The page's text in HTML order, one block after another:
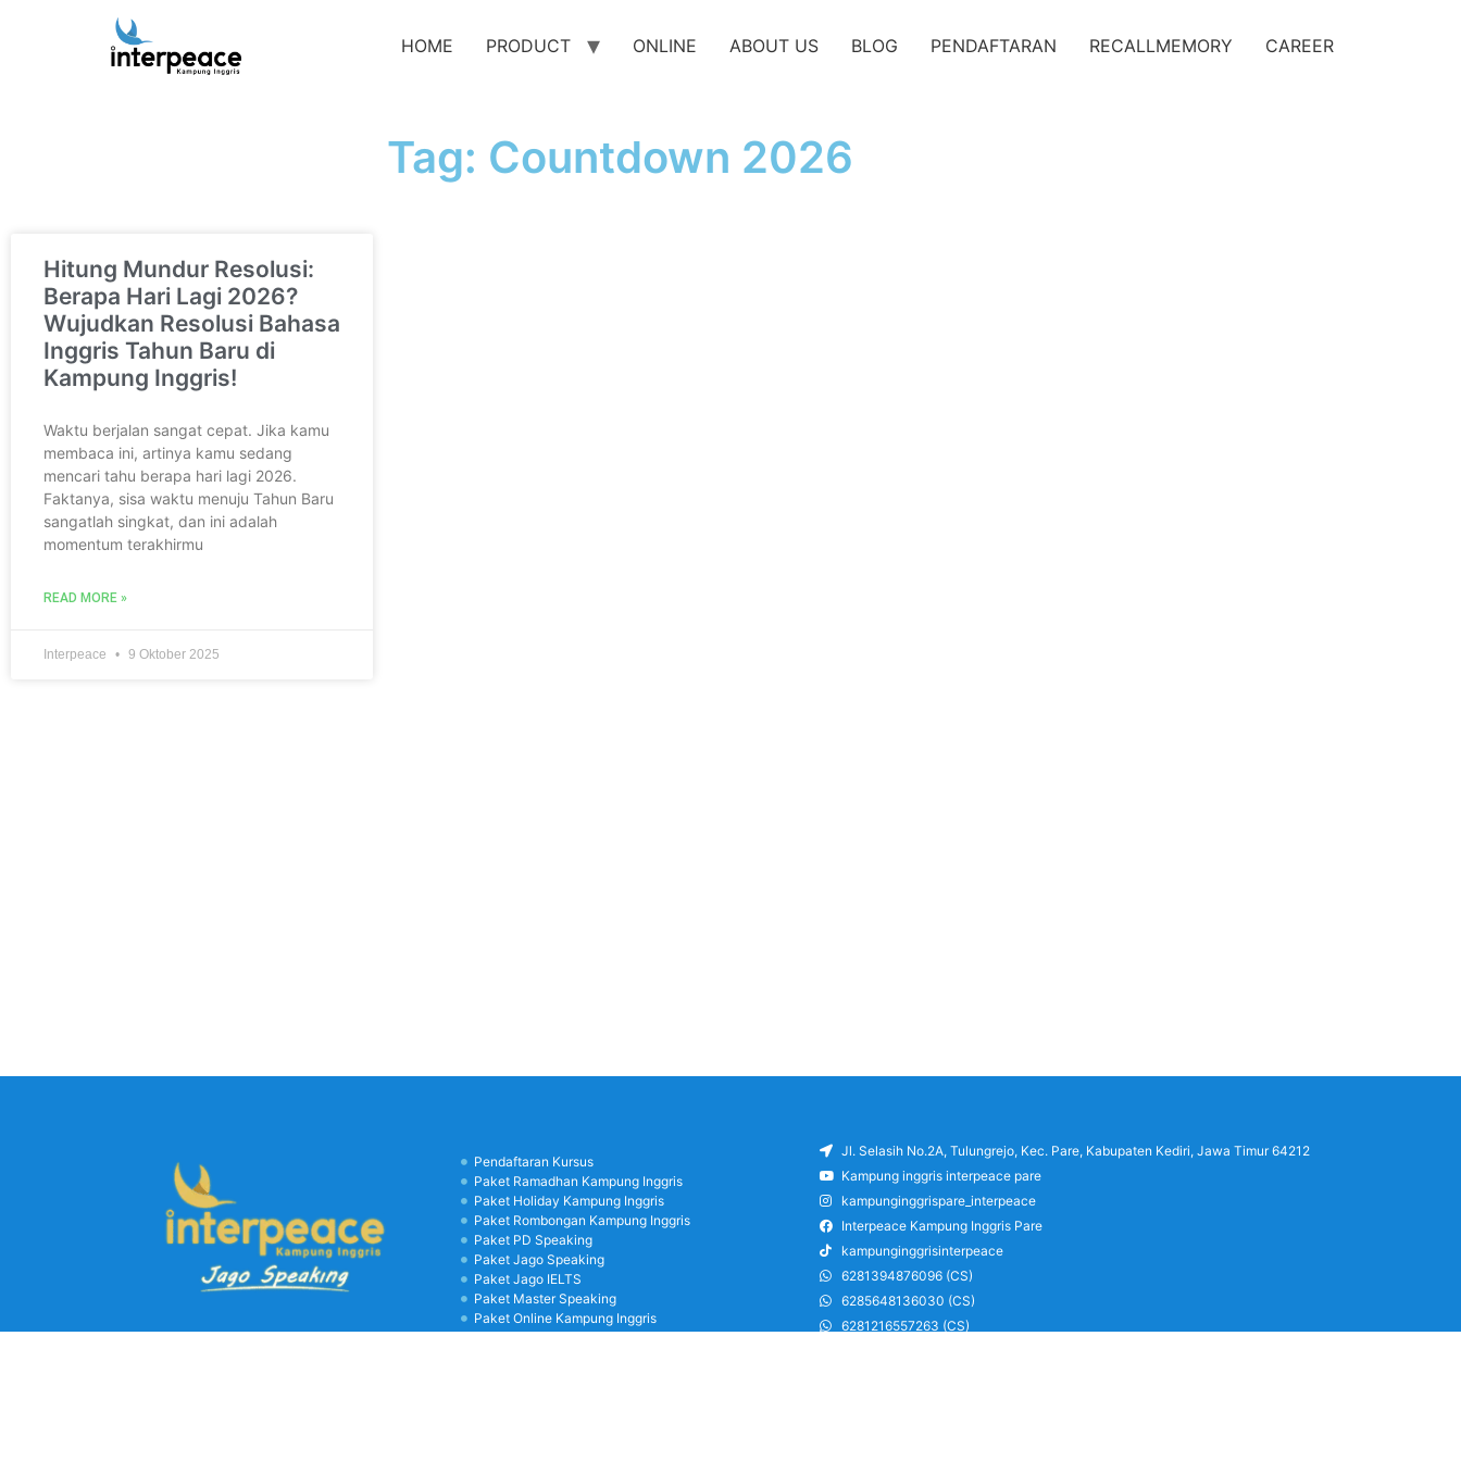
HOME PRODUCT ONLINE ABOUT US BLOG PENDAFTARAN RECALLMEMORY CAREER
Tag: Countdown 2026
Hitung Mundur Resolusi:
Berapa Hari Lagi 2026?
Wujudkan Resolusi Bahasa
Inggris Tahun Baru di
Kampung Inggris!
Waktu berjalan sangat cepat. Jika kamu
membaca ini, artinya kamu sedang
mencari tahu berapa hari lagi 2026.
Faktanya, sisa waktu menuju Tahun Baru
sangatlah singkat, dan ini adalah
momentum terakhirmu
READ MORE »
Interpeace 9 Oktober 2025
Pendaftaran Kursus
Paket Ramadhan Kampung Inggris
Paket Holiday Kampung Inggris
Paket Rombongan Kampung Inggris
Paket PD Speaking
Paket Jago Speaking
Paket Jago IELTS
Paket Master Speaking
Paket Online Kampung Inggris
Blog
Jl. Selasih No.2A, Tulungrejo, Kec. Pare, Kabupaten Kediri, Jawa Timur 64212
Kampung inggris interpeace pare
kampunginggrispare_interpeace
Interpeace Kampung Inggris Pare
kampunginggrisinterpeace
6281394876096 (CS)
6285648136030 (CS)
6281216557263 (CS)